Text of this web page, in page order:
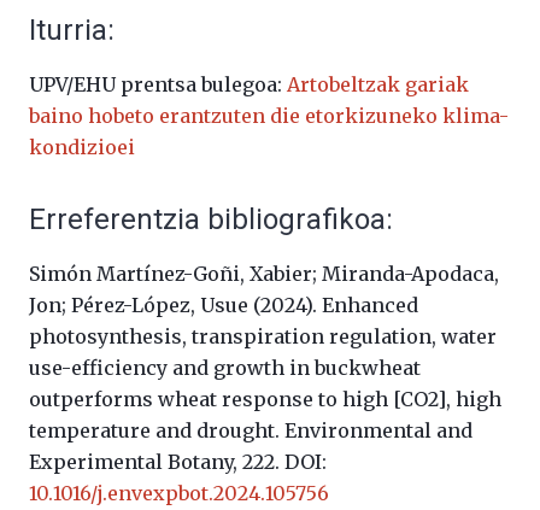
Iturria:
UPV/EHU prentsa bulegoa: Artobeltzak gariak
baino hobeto erantzuten die etorkizuneko klima-
kondizioei
Erreferentzia bibliografikoa:
Simón Martínez-Goñi, Xabier; Miranda-Apodaca,
Jon; Pérez-López, Usue (2024). Enhanced
photosynthesis, transpiration regulation, water
use-efficiency and growth in buckwheat
outperforms wheat response to high [CO2], high
temperature and drought. Environmental and
Experimental Botany, 222. DOI:
10.1016/j.envexpbot.2024.105756